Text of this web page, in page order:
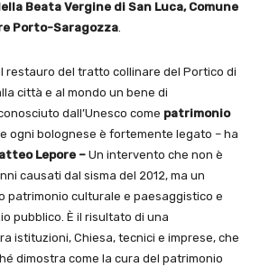
Beata Vergine di San Luca, Comune
Porto-Saragozza.
restauro del tratto collinare del Portico di
città e al mondo un bene di
dall’Unesco come patrimonio
ogni bolognese è fortemente legato – ha
Lepore –Un intervento che non è
causati dal sisma del 2012, ma un
patrimonio culturale e paesaggistico e
pubblico. È il risultato di una
istituzioni, Chiesa, tecnici e imprese, che
dimostra come la cura del patrimonio